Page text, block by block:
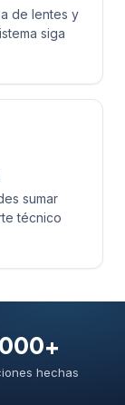
de lentes y
siga
sumar
técnico
hechas